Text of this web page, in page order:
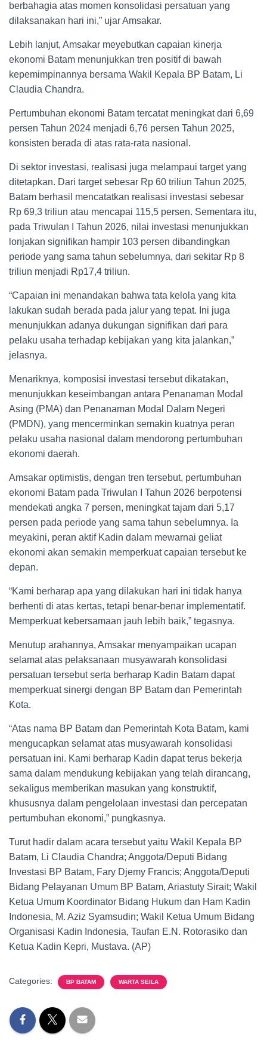
berbahagia atas momen konsolidasi persatuan yang
dilaksanakan hari ini,” ujar Amsakar.
Lebih lanjut, Amsakar meyebutkan capaian kinerja
ekonomi Batam menunjukkan tren positif di bawah
kepemimpinannya bersama Wakil Kepala BP Batam, Li
Claudia Chandra.
Pertumbuhan ekonomi Batam tercatat meningkat dari 6,69
persen Tahun 2024 menjadi 6,76 persen Tahun 2025,
konsisten berada di atas rata-rata nasional.
Di sektor investasi, realisasi juga melampaui target yang
ditetapkan. Dari target sebesar Rp 60 triliun Tahun 2025,
Batam berhasil mencatatkan realisasi investasi sebesar
Rp 69,3 triliun atau mencapai 115,5 persen. Sementara itu,
pada Triwulan I Tahun 2026, nilai investasi menunjukkan
lonjakan signifikan hampir 103 persen dibandingkan
periode yang sama tahun sebelumnya, dari sekitar Rp 8
triliun menjadi Rp17,4 triliun.
“Capaian ini menandakan bahwa tata kelola yang kita
lakukan sudah berada pada jalur yang tepat. Ini juga
menunjukkan adanya dukungan signifikan dari para
pelaku usaha terhadap kebijakan yang kita jalankan,”
jelasnya.
Menariknya, komposisi investasi tersebut dikatakan,
menunjukkan keseimbangan antara Penanaman Modal
Asing (PMA) dan Penanaman Modal Dalam Negeri
(PMDN), yang mencerminkan semakin kuatnya peran
pelaku usaha nasional dalam mendorong pertumbuhan
ekonomi daerah.
Amsakar optimistis, dengan tren tersebut, pertumbuhan
ekonomi Batam pada Triwulan I Tahun 2026 berpotensi
mendekati angka 7 persen, meningkat tajam dari 5,17
persen pada periode yang sama tahun sebelumnya. Ia
meyakini, peran aktif Kadin dalam mewarnai geliat
ekonomi akan semakin memperkuat capaian tersebut ke
depan.
“Kami berharap apa yang dilakukan hari ini tidak hanya
berhenti di atas kertas, tetapi benar-benar implementatif.
Memperkuat kebersamaan jauh lebih baik,” tegasnya.
Menutup arahannya, Amsakar menyampaikan ucapan
selamat atas pelaksanaan musyawarah konsolidasi
persatuan tersebut serta berharap Kadin Batam dapat
memperkuat sinergi dengan BP Batam dan Pemerintah
Kota.
“Atas nama BP Batam dan Pemerintah Kota Batam, kami
mengucapkan selamat atas musyawarah konsolidasi
persatuan ini. Kami berharap Kadin dapat terus bekerja
sama dalam mendukung kebijakan yang telah dirancang,
sekaligus memberikan masukan yang konstruktif,
khususnya dalam pengelolaan investasi dan percepatan
pertumbuhan ekonomi,” pungkasnya.
Turut hadir dalam acara tersebut yaitu Wakil Kepala BP
Batam, Li Claudia Chandra; Anggota/Deputi Bidang
Investasi BP Batam, Fary Djemy Francis; Anggota/Deputi
Bidang Pelayanan Umum BP Batam, Ariastuty Sirait; Wakil
Ketua Umum Koordinator Bidang Hukum dan Ham Kadin
Indonesia, M. Aziz Syamsudin; Wakil Ketua Umum Bidang
Organisasi Kadin Indonesia, Taufan E.N. Rotorasiko dan
Ketua Kadin Kepri, Mustava. (AP)
Categories: BP BATAM WARTA SEILA